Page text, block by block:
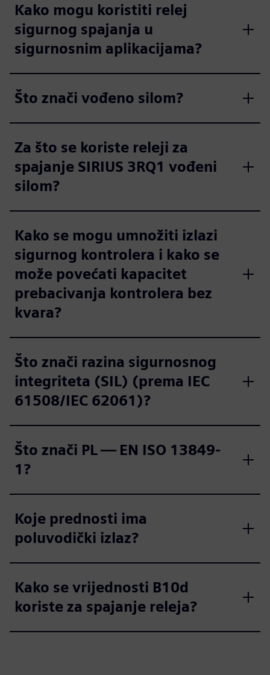
Kako mogu koristiti relej
sigurnog spajanja u
sigurnosnim aplikacijama?
Što znači vođeno silom?
Za što se koriste releji za
spajanje SIRIUS 3RQ1 vođeni
silom?
Kako se mogu umnožiti izlazi
sigurnog kontrolera i kako se
može povećati kapacitet
prebacivanja kontrolera bez
kvara?
Što znači razina sigurnosnog
integriteta (SIL) (prema IEC
61508/IEC 62061)?
Što znači PL — EN ISO 13849-
1?
Koje prednosti ima
poluvodički izlaz?
Kako se vrijednosti B10d
koriste za spajanje releja?